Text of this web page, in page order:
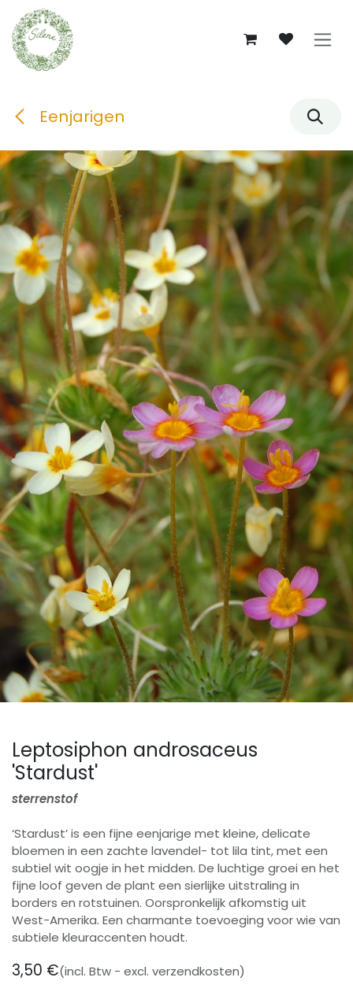
Overslaan naar inhoud
Eenjarigen
Leptosiphon androsaceus
'Stardust'
sterrenstof
‘Stardust’ is een fijne eenjarige met kleine, delicate
bloemen in een zachte lavendel- tot lila tint, met een
subtiel wit oogje in het midden. De luchtige groei en het
fijne loof geven de plant een sierlijke uitstraling in
borders en rotstuinen. Oorspronkelijk afkomstig uit
West-Amerika. Een charmante toevoeging voor wie van
subtiele kleuraccenten houdt.
3,50 €(incl. Btw - excl. verzendkosten)